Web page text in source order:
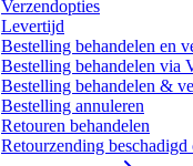
Verzendopties
Levertijd
Bestelling behandelen en
Bestelling behandelen via
Bestelling behandelen &
Bestelling annuleren
Retouren behandelen
Retourzending